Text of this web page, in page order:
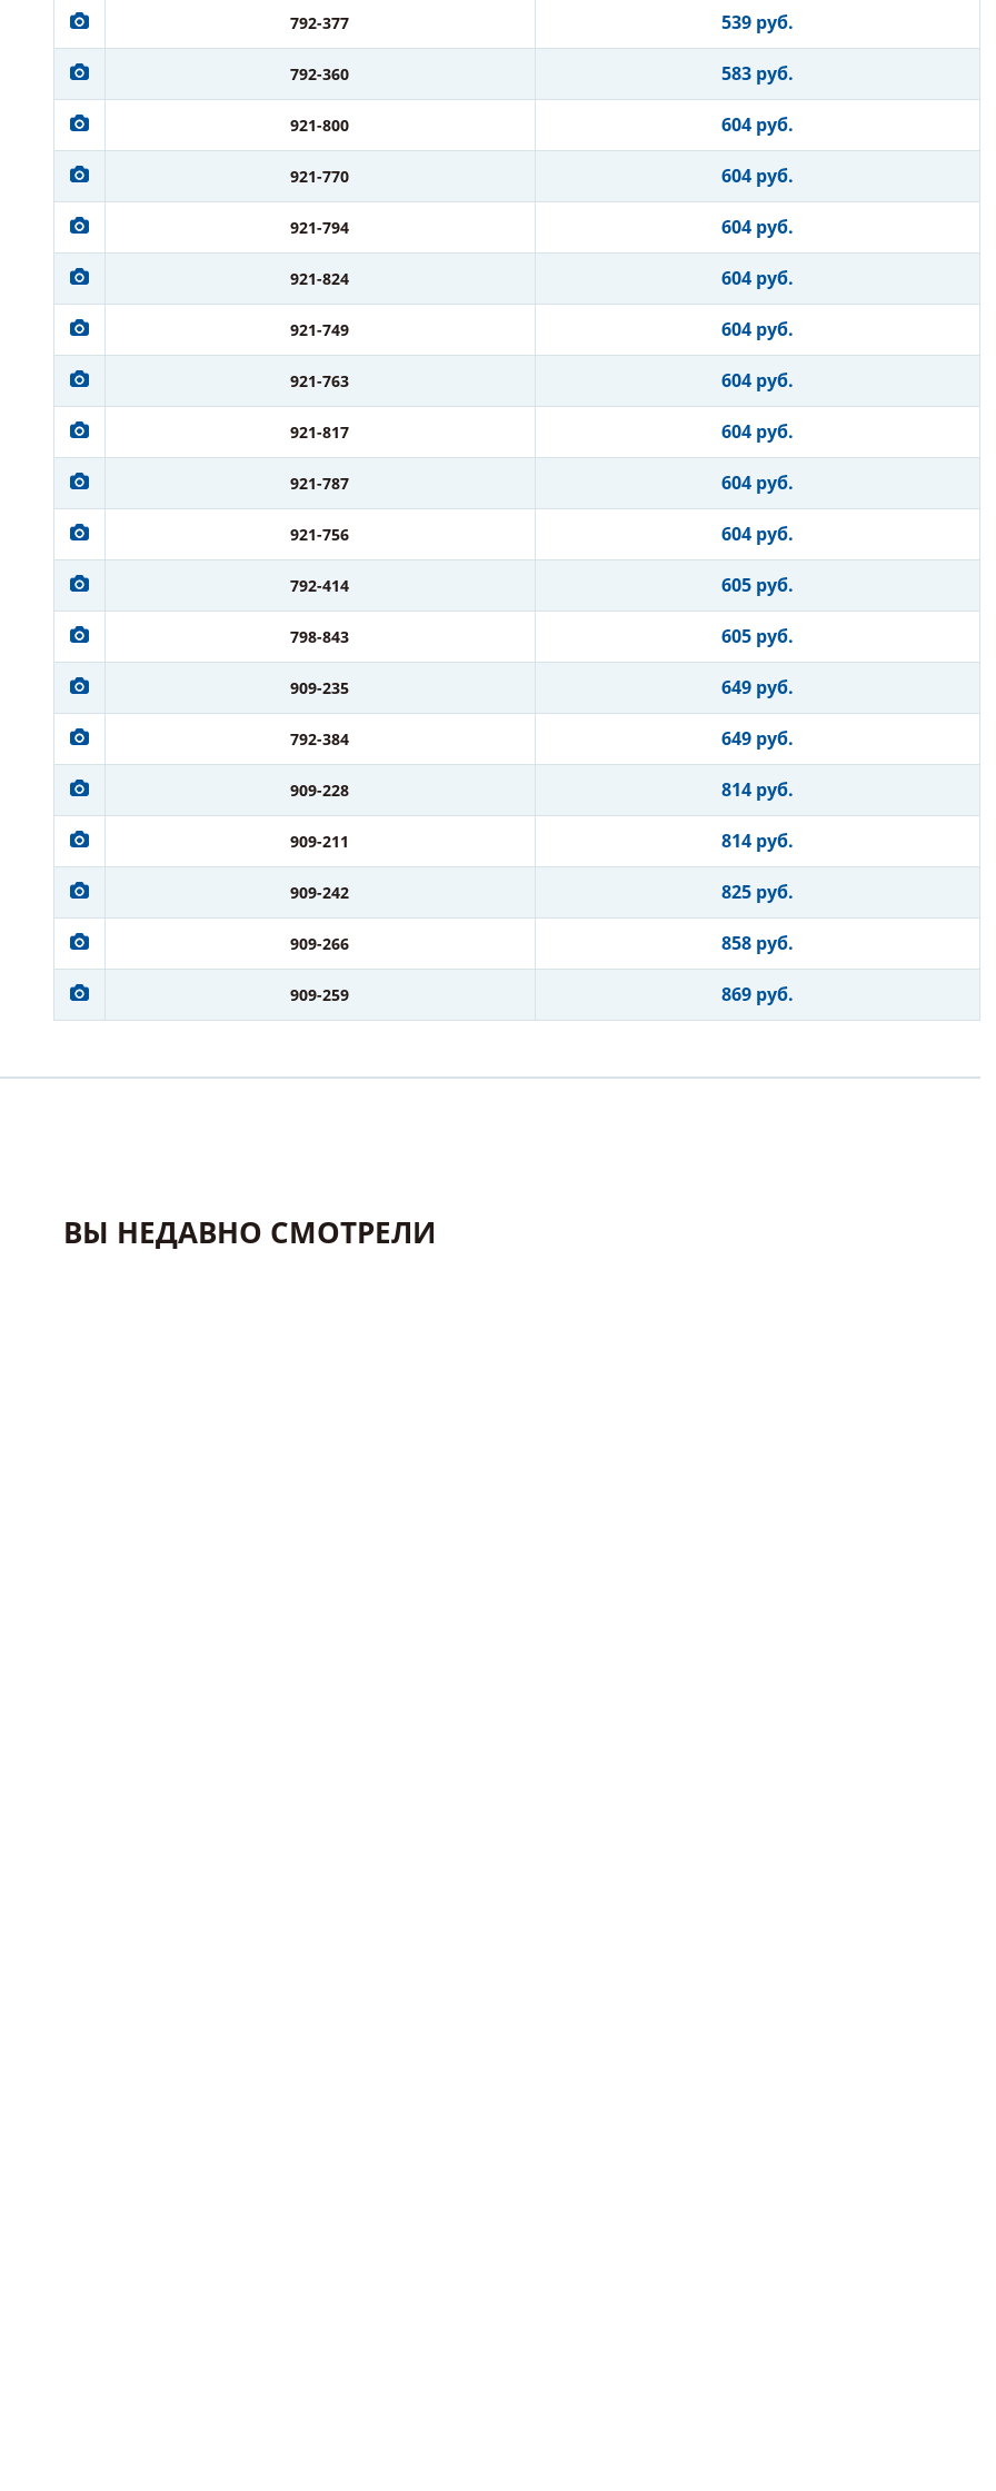
792-377 539 руб.
792-360 583 руб.
921-800 604 руб.
921-770 604 руб.
921-794 604 руб.
921-824 604 руб.
921-749 604 руб.
921-763 604 руб.
921-817 604 руб.
921-787 604 руб.
921-756 604 руб.
792-414 605 руб.
798-843 605 руб.
909-235 649 руб.
792-384 649 руб.
909-228 814 руб.
909-211 814 руб.
909-242 825 руб.
909-266 858 руб.
909-259 869 руб.
ВЫ НЕДАВНО СМОТРЕЛИ